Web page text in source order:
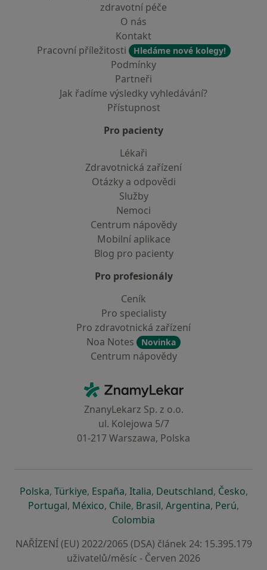
zdravotní péče
O nás
Kontakt
Pracovní příležitosti
Hledáme nové kolegy!
Podmínky
Partneři
Jak řadíme výsledky vyhledávání?
Přístupnost
Pro pacienty
Lékaři
Zdravotnická zařízení
Otázky a odpovědi
Služby
Nemoci
Centrum nápovědy
Mobilní aplikace
Blog pro pacienty
Pro profesionály
Ceník
Pro specialisty
Pro zdravotnická zařízení
Noa Notes
Novinka
Centrum nápovědy
ZnamyLekar - Hlavní stránka
ZnanyLekarz Sp. z o.o.
ul. Kolejowa 5/7
01-217 Warszawa, Polska
Polskase otevře v nové záložce
, Türkiyese otevře v nové záložce
, Españase otevře v nové záložce
, Italiase otevře v nové záložce
, Deutschlandse otevře v
, Českose
,
Portugalse otevře v nové záložce
, Méxicose otevře v nové záložce
, Chilese otevře v nové záložce
, Brasilse otevře v nové
, Argentinase otevře v
, Perúse
,
Colombia
NAŘÍZENÍ (EU) 2022/2065 (DSA) článek 24: 15.395.179
uživatelů/měsíc - Červen 2026